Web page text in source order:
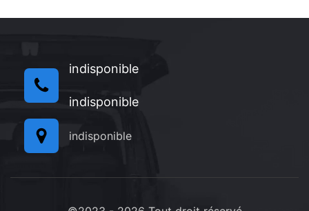
indisponible
indisponible
indisponible